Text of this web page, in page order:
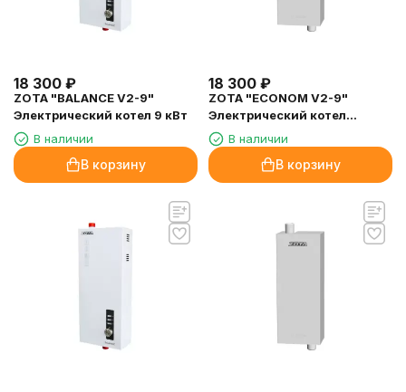
18 300 ₽
ZOTA "BALANCE V2-9"
Электрический котел 9 кВт
В наличии
В корзину
18 300 ₽
ZOTA "ECONOM V2-9"
Электрический котел
(комплект) 9кВт
В наличии
В корзину